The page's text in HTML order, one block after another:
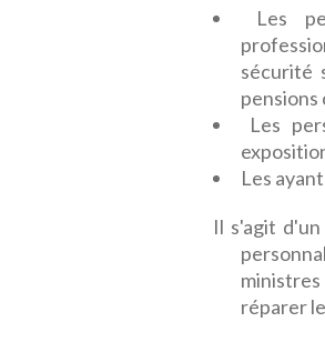
Les
sécurité
pensions
Les
Les
Il s'agit
réparer